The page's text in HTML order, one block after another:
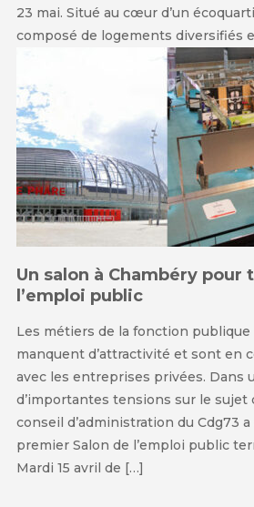
23 mai. Situé au cœur d’un
composé de logements diversifiés
Un salon à Chambéry pour
l’emploi public
Les métiers de la fonction publique
manquent d’attractivité et sont en
avec les entreprises privées. Dans
d’importantes tensions sur le sujet
conseil d’administration du Cdg73
premier Salon de l’emploi public
Mardi 15 avril de […]